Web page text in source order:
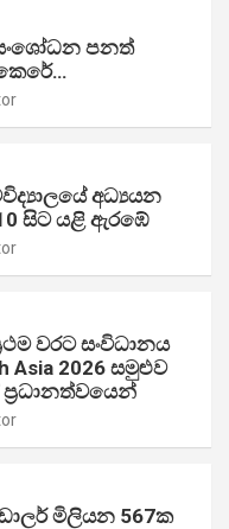
සංශෝධන පනත්
අධ්‍යයන
සිට යළි ඇරඹේ
වරට සංවිධානය
Asia 2026 සමුළුව
ප්‍රධානත්වයෙන්
මිලියන 567ක